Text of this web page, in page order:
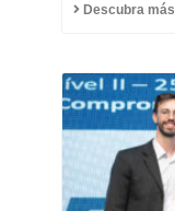
Descubra más